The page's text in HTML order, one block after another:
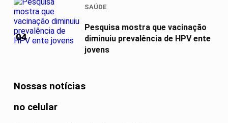
04
SAÚDE
Pesquisa mostra que vacinação
diminuiu prevalência de HPV ente
jovens
Nossas notícias
no celular